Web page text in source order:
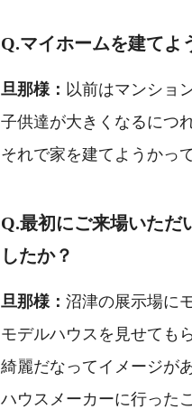
Q.マイホームを建てよ
旦那様： 以前はマンショ
子供達が大きくなるにつ
それで家を建てようかっ
Q.最初にご来場いただ
したか？
旦那様： 沼津の展示場に
モデルハウスを見せても
綺麗だなってイメージが
ハウスメーカーに行った